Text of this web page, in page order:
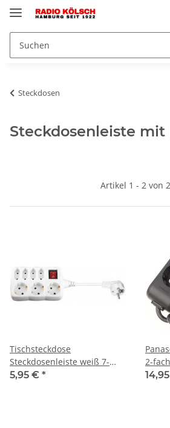
Steckdosen
Steckdosenleiste mit
Artikel 1 - 2 von 2
Tischsteckdose
Steckdosenleiste weiß 7-
fach mit Schalter
5,95 € *
2-